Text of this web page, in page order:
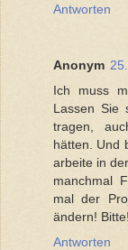
Antworten
Anonym
Ich muss
Lassen Sie
tragen,
hätten. Und
arbeite in
manchmal
mal der
ändern! Bitte!
Antworten